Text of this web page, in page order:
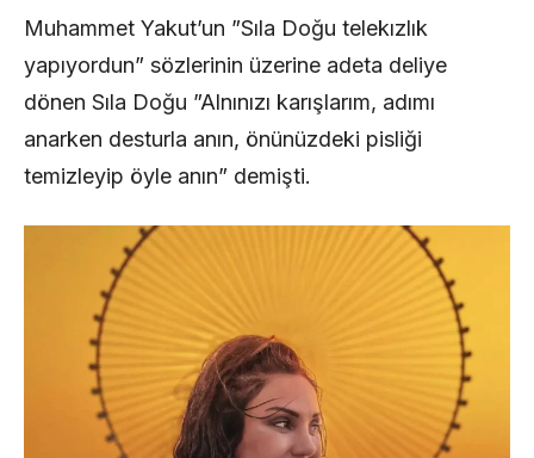
Muhammet Yakut’un ”Sıla Doğu telekızlık
yapıyordun” sözlerinin üzerine adeta deliye
dönen Sıla Doğu ”Alnınızı karışlarım, adımı
anarken desturla anın, önünüzdeki pisliği
temizleyip öyle anın” demişti.